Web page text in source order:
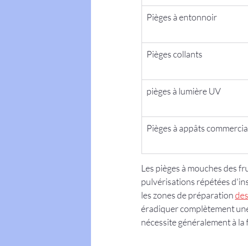
Pièges à entonnoir
Pièges collants
pièges à lumière UV
Pièges à appâts
Les pièges à mouches des
pulvérisations répétées
les zones de préparation
éradiquer complètement
nécessite généralement à